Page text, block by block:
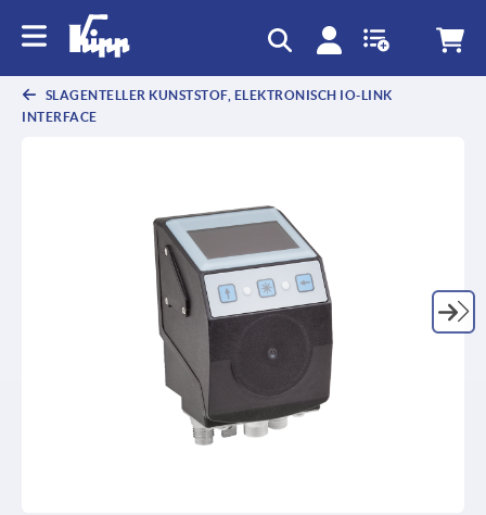
SLAGENTELLER KUNSTSTOF, ELEKTRONISCH IO-LINK
INTERFACE